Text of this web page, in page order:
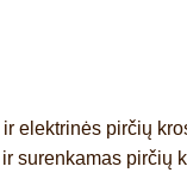
elektrinės pirčių
surenkamas pirčių